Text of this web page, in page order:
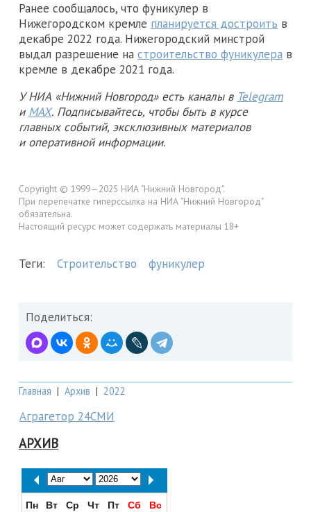
Ранее сообщалось, что фуникулер в
Нижегородском кремле планируется достроить в
декабре 2022 года. Нижегородский минстрой
выдал разрешение на строительство фуникулера в
кремле в декабре 2021 года.
У НИА «Нижний Новгород» есть каналы в Telegram
и MAX. Подписывайтесь, чтобы быть в курсе
главных событий, эксклюзивных материалов
и оперативной информации.
Copyright © 1999—2025 НИА "Нижний Новгород".
При перепечатке гиперссылка на НИА "Нижний Новгород"
обязательна.
Настоящий ресурс может содержать материалы 18+
Теги: Строительство фуникулер
Поделиться:
Главная | Архив | 2022
Аграгетор 24СМИ
АРХИВ
Пн Вт Ср Чт Пт Сб
Вс